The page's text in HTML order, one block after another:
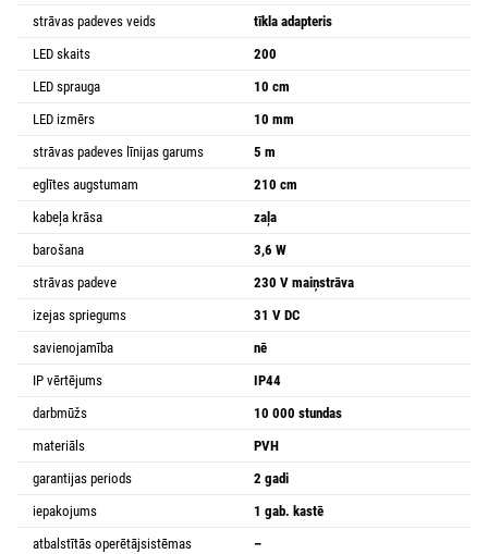
strāvas padeves veids
tīkla adapteris
LED skaits
200
LED sprauga
10 cm
LED izmērs
10 mm
strāvas padeves līnijas garums
5 m
eglītes augstumam
210 cm
kabeļa krāsa
zaļa
barošana
3,6 W
strāvas padeve
230 V maiņstrāva
izejas spriegums
31 V DC
savienojamība
nē
IP vērtējums
IP44
darbmūžs
10 000 stundas
materiāls
PVH
garantijas periods
2 gadi
iepakojums
1 gab. kastē
atbalstītās operētājsistēmas
–